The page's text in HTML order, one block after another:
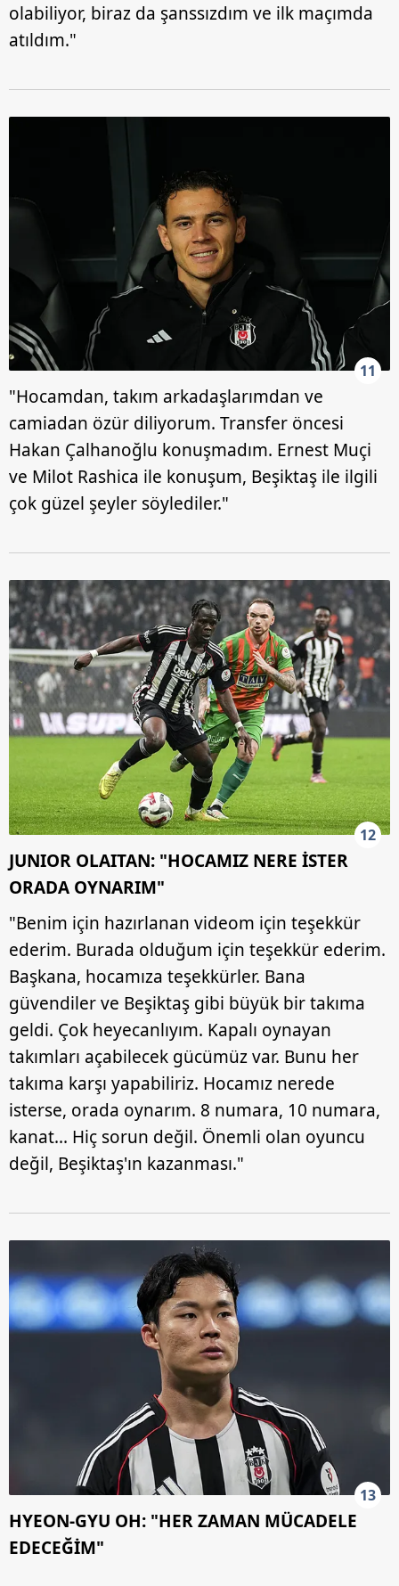
olabiliyor, biraz da şanssızdım ve ilk maçımda
atıldım."
11
"Hocamdan, takım arkadaşlarımdan ve
camiadan özür diliyorum. Transfer öncesi
Hakan Çalhanoğlu konuşmadım. Ernest Muçi
ve Milot Rashica ile konuşum, Beşiktaş ile ilgili
çok güzel şeyler söylediler."
12
JUNIOR OLAITAN: "HOCAMIZ NERE İSTER
ORADA OYNARIM"
"Benim için hazırlanan videom için teşekkür
ederim. Burada olduğum için teşekkür ederim.
Başkana, hocamıza teşekkürler. Bana
güvendiler ve Beşiktaş gibi büyük bir takıma
geldi. Çok heyecanlıyım. Kapalı oynayan
takımları açabilecek gücümüz var. Bunu her
takıma karşı yapabiliriz. Hocamız nerede
isterse, orada oynarım. 8 numara, 10 numara,
kanat... Hiç sorun değil. Önemli olan oyuncu
değil, Beşiktaş'ın kazanması."
13
HYEON-GYU OH: "HER ZAMAN MÜCADELE
EDECEĞİM"